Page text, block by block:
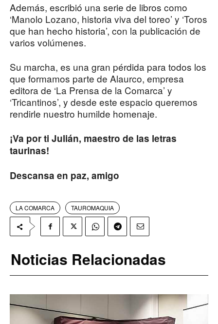
Además, escribió una serie de libros como
‘Manolo Lozano, historia viva del toreo’ y ‘Toros
que han hecho historia’, con la publicación de
varios volúmenes.
Su marcha, es una gran pérdida para todos los
que formamos parte de Alaurco, empresa
editora de ‘La Prensa de la Comarca’ y
‘Tricantinos’, y desde este espacio queremos
rendirle nuestro humilde homenaje.
¡Va por ti Julián, maestro de las letras
taurinas!
Descansa en paz, amigo
LA COMARCA TAUROMAQUIA
Noticias Relacionadas